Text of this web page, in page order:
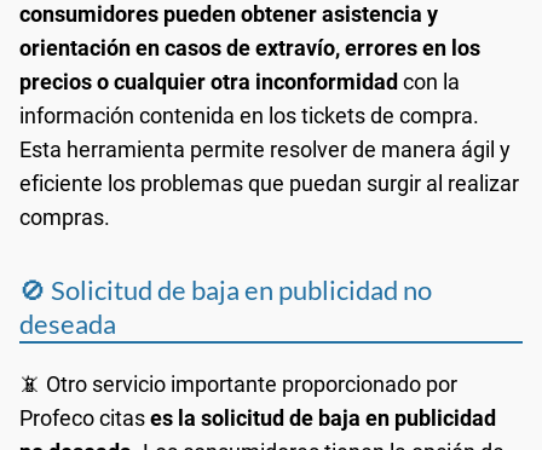
consumidores pueden obtener asistencia y
orientación en casos de extravío, errores en los
precios o cualquier otra inconformidad con la
información contenida en los tickets de compra.
Esta herramienta permite resolver de manera ágil y
eficiente los problemas que puedan surgir al realizar
compras.
🚫 Solicitud de baja en publicidad no
deseada
📵 Otro servicio importante proporcionado por
Profeco citases la solicitud de baja en publicidad